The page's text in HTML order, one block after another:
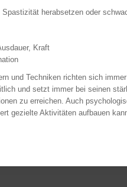
herabsetzen oder
Kraft
und Techniken richten sich
und setzt immer bei seinen
zu erreichen. Auch
gezielte Aktivitäten aufbauen